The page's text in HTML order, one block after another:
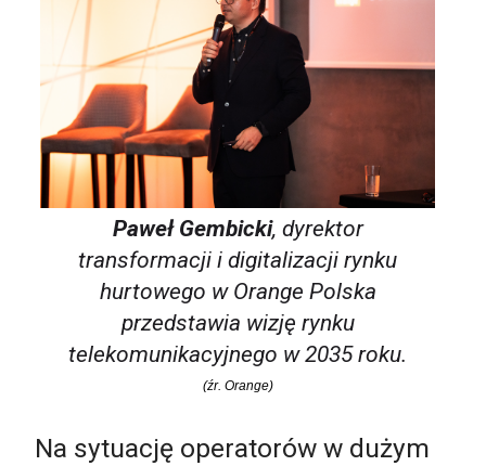
Paweł Gembicki, dyrektor
transformacji i digitalizacji rynku
hurtowego w Orange Polska
przedstawia wizję rynku
telekomunikacyjnego w 2035 roku.
(źr. Orange)
Na sytuację operatorów w dużym